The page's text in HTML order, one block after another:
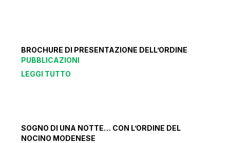
BROCHURE DI PRESENTAZIONE DELL’ORDINE
PUBBLICAZIONI
LEGGI TUTTO
SOGNO DI UNA NOTTE… CON L’ORDINE DEL
NOCINO MODENESE